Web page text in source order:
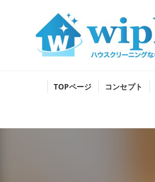
TOPページ コンセプト